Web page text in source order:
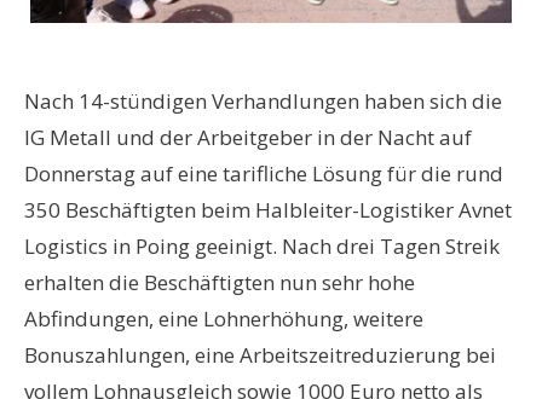
Nach 14-stündigen Verhandlungen haben sich die
IG Metall und der Arbeitgeber in der Nacht auf
Donnerstag auf eine tarifliche Lösung für die rund
350 Beschäftigten beim Halbleiter-Logistiker Avnet
Logistics in Poing geeinigt. Nach drei Tagen Streik
erhalten die Beschäftigten nun sehr hohe
Abfindungen, eine Lohnerhöhung, weitere
Bonuszahlungen, eine Arbeitszeitreduzierung bei
vollem Lohnausgleich sowie 1000 Euro netto als